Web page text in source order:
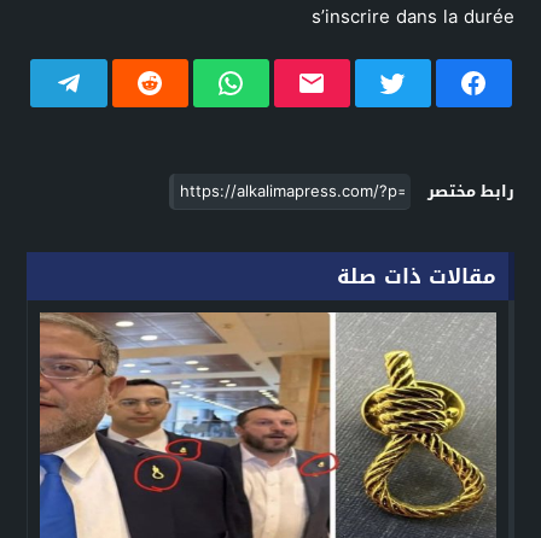
s’inscrire dans la durée
رابط مختصر
مقالات ذات صلة